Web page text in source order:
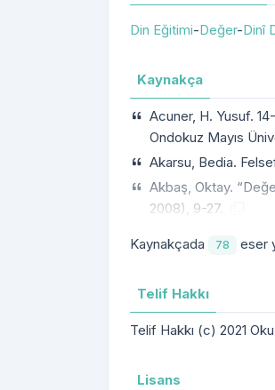
Din Eğitimi-Değer-Dinî
Kaynakça
Acuner, H. Yusuf.
Ondokuz Mayıs
Akarsu, Bedia.
Akbaş, Oktay.
2008), 9-27.
Kaynakçada 78 eser
Telif Hakkı
Telif Hakkı (c) 2021 Oku
Lisans